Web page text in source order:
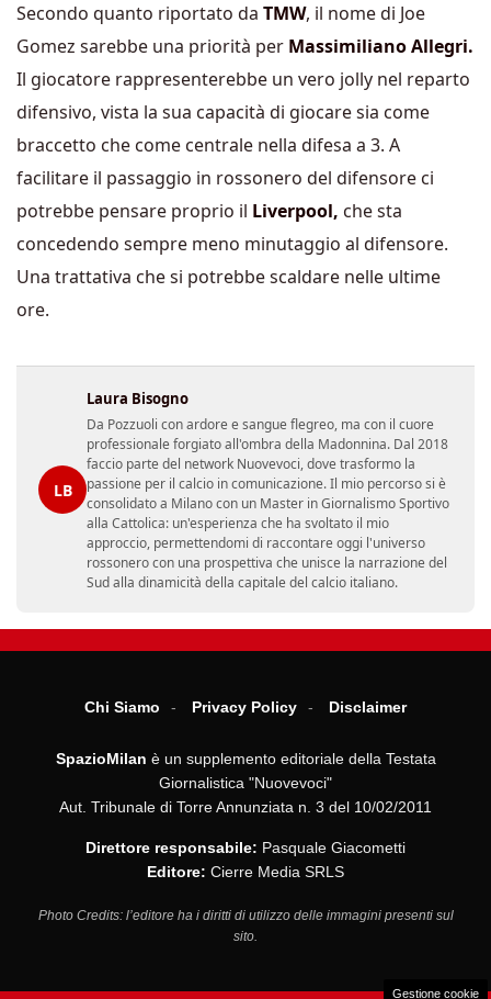
Secondo quanto riportato da TMW, il nome di Joe
Gomez sarebbe una priorità per Massimiliano Allegri.
Il giocatore rappresenterebbe un vero jolly nel reparto
difensivo, vista la sua capacità di giocare sia come
braccetto che come centrale nella difesa a 3. A
facilitare il passaggio in rossonero del difensore ci
potrebbe pensare proprio il Liverpool, che sta
concedendo sempre meno minutaggio al difensore.
Una trattativa che si potrebbe scaldare nelle ultime
ore.
LB
Laura Bisogno
Da Pozzuoli con ardore e sangue flegreo, ma con il cuore
professionale forgiato all'ombra della Madonnina. Dal 2018
faccio parte del network Nuovevoci, dove trasformo la
passione per il calcio in comunicazione. Il mio percorso si è
consolidato a Milano con un Master in Giornalismo Sportivo
alla Cattolica: un'esperienza che ha svoltato il mio
approccio, permettendomi di raccontare oggi l'universo
rossonero con una prospettiva che unisce la narrazione del
Sud alla dinamicità della capitale del calcio italiano.
Chi Siamo Privacy Policy Disclaimer
SpazioMilan è un supplemento editoriale della Testata
Giornalistica "Nuovevoci"
Aut. Tribunale di Torre Annunziata n. 3 del 10/02/2011
Direttore responsabile: Pasquale Giacometti
Editore: Cierre Media SRLS
Photo Credits: l’editore ha i diritti di utilizzo delle immagini presenti sul
sito.
Gestione cookie